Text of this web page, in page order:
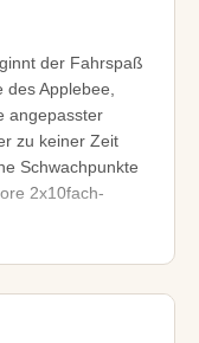
Streben und
der Fahrspaß
des Applebee,
angepasster
zu keiner Zeit
Schwachpunkte
2x10fach-
aus
und Touren-